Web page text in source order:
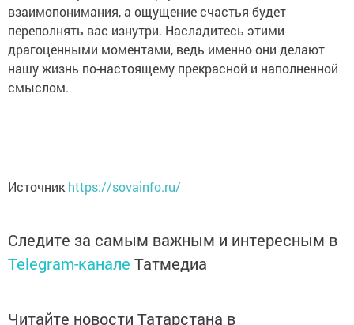
взаимопонимания, а ощущение счастья будет
переполнять вас изнутри. Насладитесь этими
драгоценными моментами, ведь именно они делают
нашу жизнь по-настоящему прекрасной и наполненной
смыслом.
Источникhttps://sovainfo.ru/
Следите за самым важным и интересным в
Telegram-канале Татмедиа
Читайте новости Татарстана в